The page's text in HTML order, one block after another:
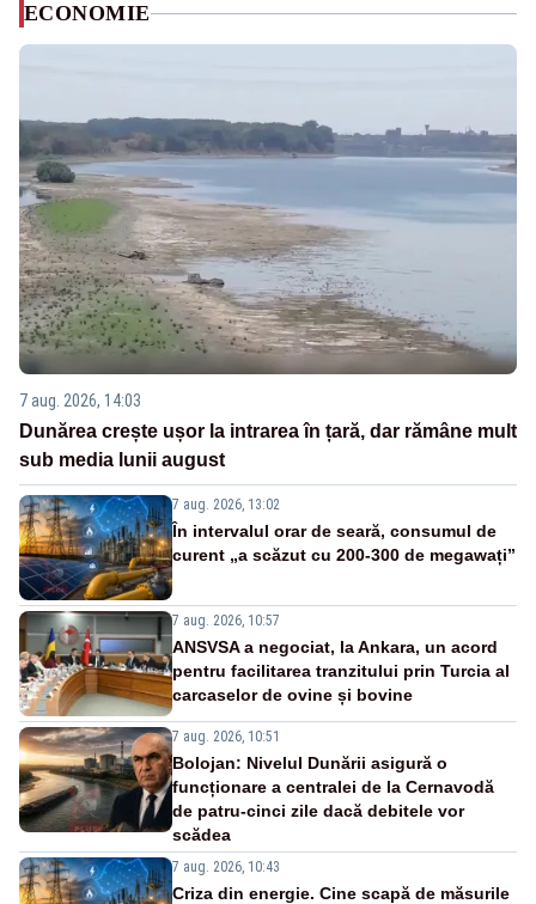
ECONOMIE
7 aug. 2026, 14:03
Dunărea crește ușor la intrarea în țară, dar rămâne mult
sub media lunii august
7 aug. 2026, 13:02
În intervalul orar de seară, consumul de
curent „a scăzut cu 200-300 de megawați”
7 aug. 2026, 10:57
ANSVSA a negociat, la Ankara, un acord
pentru facilitarea tranzitului prin Turcia al
carcaselor de ovine și bovine
7 aug. 2026, 10:51
Bolojan: Nivelul Dunării asigură o
funcționare a centralei de la Cernavodă
de patru-cinci zile dacă debitele vor
scădea
7 aug. 2026, 10:43
Criza din energie. Cine scapă de măsurile